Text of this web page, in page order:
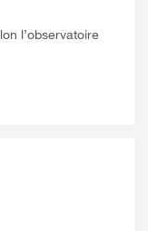
l’observatoire